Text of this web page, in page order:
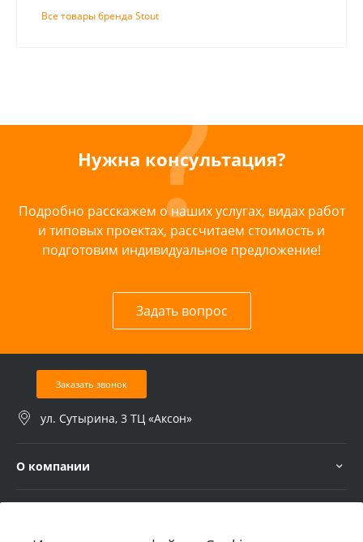
Все товары бренда Stout
Нужна консультация?
Подробно расскажем о наших услугах, видах работ
и типовых проектах, рассчитаем стоимость и
подготовим индивидуальное предложение!
Задать вопрос
Заказать звонок
ул. Сутырина, 3 ТЦ «Аксон»
О компании